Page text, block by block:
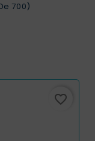
700)
favorite_border